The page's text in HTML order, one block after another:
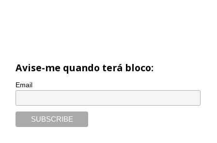
Avise-me quando terá bloco:
Email